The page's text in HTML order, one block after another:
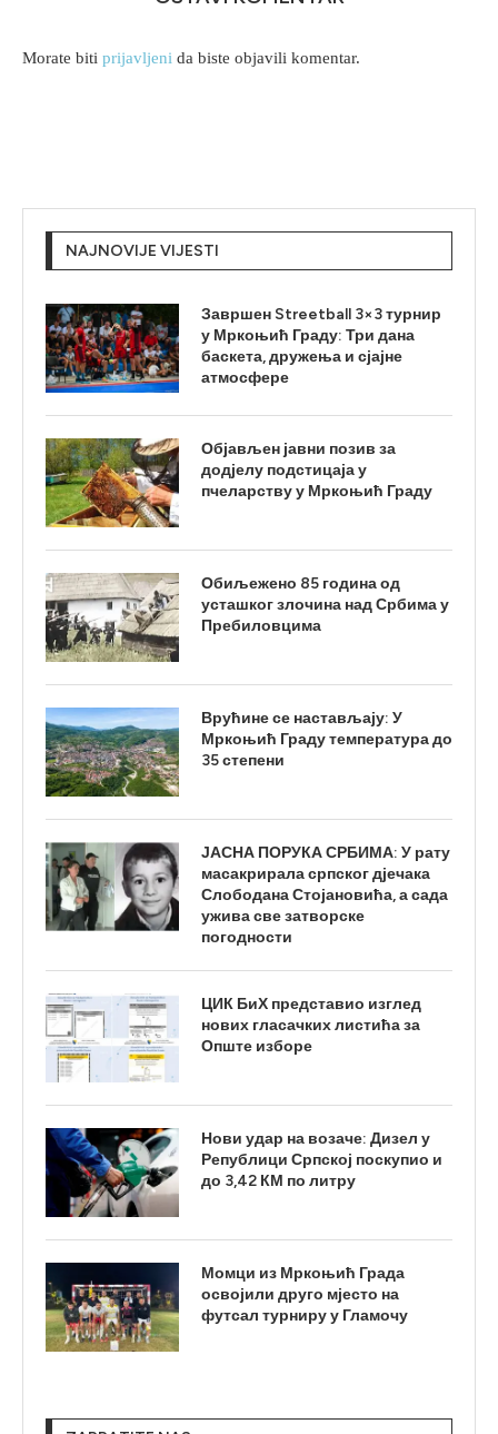
Morate biti prijavljeni da biste objavili komentar.
NAJNOVIJE VIJESTI
Завршен Streetball 3×3 турнир
у Мркоњић Граду: Три дана
баскета, дружења и сјајне
атмосфере
Објављен јавни позив за
додјелу подстицаја у
пчеларству у Мркоњић Граду
Обиљежено 85 година од
усташког злочина над Србима у
Пребиловцима
Врућине се настављају: У
Мркоњић Граду температура до
35 степени
ЈАСНА ПОРУКА СРБИМА: У рату
масакрирала српског дјечака
Слободана Стојановића, а сада
ужива све затворске
погодности
ЦИК БиХ представио изглед
нових гласачких листића за
Опште изборе
Нови удар на возаче: Дизел у
Републици Српској поскупио и
до 3,42 КМ по литру
Момци из Мркоњић Града
освојили друго мјесто на
футсал турниру у Гламочу